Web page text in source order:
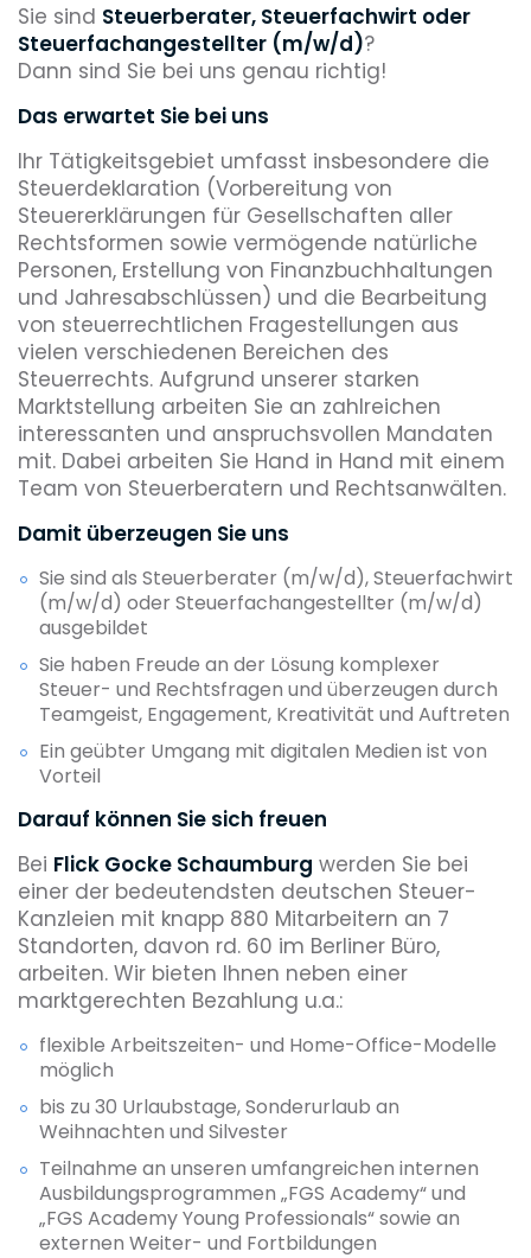
Sie sind Steuerberater, Steuerfachwirt oder
Steuerfachangestellter (m/w/d)?
Dann sind Sie bei uns genau richtig!
Das erwartet Sie bei uns
Ihr Tätigkeitsgebiet umfasst insbesondere die
Steuerdeklaration (Vorbereitung von
Steuererklärungen für Gesellschaften aller
Rechtsformen sowie vermögende natürliche
Personen, Erstellung von Finanzbuchhaltungen
und Jahresabschlüssen) und die Bearbeitung
von steuerrechtlichen Fragestellungen aus
vielen verschiedenen Bereichen des
Steuerrechts. Aufgrund unserer starken
Marktstellung arbeiten Sie an zahlreichen
interessanten und anspruchsvollen Mandaten
mit. Dabei arbeiten Sie Hand in Hand mit einem
Team von Steuerberatern und Rechtsanwälten.
Damit überzeugen Sie uns
Sie sind als Steuerberater (m/w/d), Steuerfachwirt
(m/w/d) oder Steuerfachangestellter (m/w/d)
ausgebildet
Sie haben Freude an der Lösung komplexer
Steuer- und Rechtsfragen und überzeugen durch
Teamgeist, Engagement, Kreativität und Auftreten
Ein geübter Umgang mit digitalen Medien ist von
Vorteil
Darauf können Sie sich freuen
Bei Flick Gocke Schaumburg werden Sie bei
einer der bedeutendsten deutschen Steuer-
Kanzleien mit knapp 880 Mitarbeitern an 7
Standorten, davon rd. 60 im Berliner Büro,
arbeiten. Wir bieten Ihnen neben einer
marktgerechten Bezahlung u.a.:
flexible Arbeitszeiten- und Home-Office-Modelle
möglich
bis zu 30 Urlaubstage, Sonderurlaub an
Weihnachten und Silvester
Teilnahme an unseren umfangreichen internen
Ausbildungsprogrammen „FGS Academy“ und
„FGS Academy Young Professionals“ sowie an
externen Weiter- und Fortbildungen